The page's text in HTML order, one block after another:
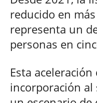
reducido en
representa un
personas en
Esta
incorporación al